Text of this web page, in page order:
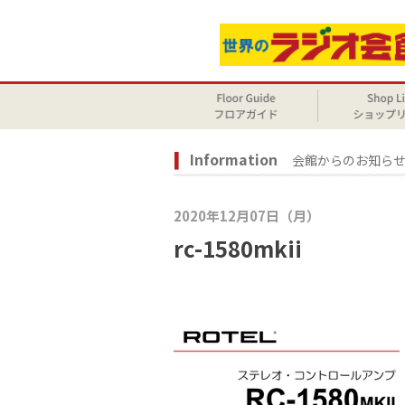
Information 会館からのお知らせ
2020年12月07日（月）
rc-1580mkii